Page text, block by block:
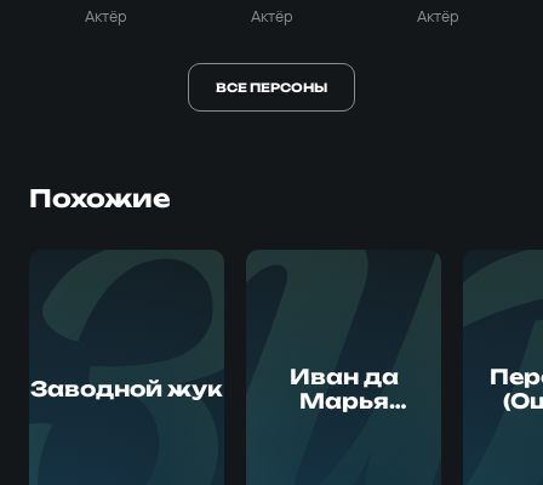
Актёр Актёр Актёр
ВСЕ ПЕРСОНЫ
Похожие
Заводной жук
Иван да
Марья